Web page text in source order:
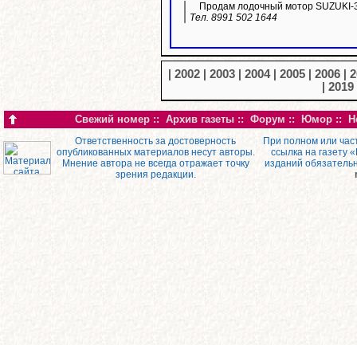
Продам лодочный мотор SUZUKI-
Тел. 8991 502 1644
2002 2003 2004| 2005 2006
|2019
Свежий номер :: Архив газеты :: Форум :: Юмор ::
Ответственность за достоверность
опубликованных материалов несут авторы.
Мнение автора не всегда отражает точку
зрения редакции.
При полном или
ссылка на газету
изданий